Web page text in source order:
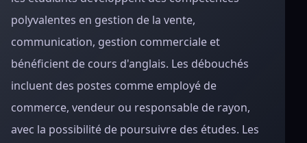
polyvalentes en gestion de la vente,
communication, gestion commerciale et
bénéficient de cours d'anglais. Les débouchés
incluent des postes comme employé de
commerce, vendeur ou responsable de rayon,
avec la possibilité de poursuivre des études. Les